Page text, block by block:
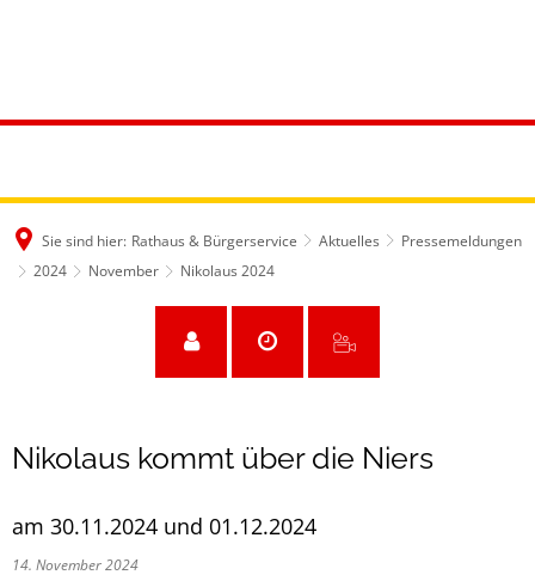
Sie sind hier: Rathaus & Bürgerservice Aktuelles
Pressemeldungen
2024
November Nikolaus 2024
Nikolaus kommt über die Niers
am 30.11.2024 und 01.12.2024
14. November 2024